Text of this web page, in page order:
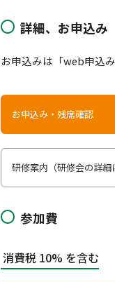
詳細、お申込み
お申込みは「web申込
お申込み・残席確認
研修案内（研修会の詳
参加費
消費税 10% を含む